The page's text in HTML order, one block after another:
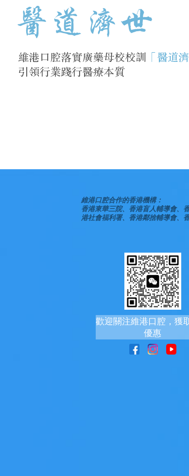
維港口腔合作的香港機構：
香港東華三院、香港盲人輔導會、
港社會福利署、香港鄰捨輔導會、
歡迎關注維港口腔，獲
優惠